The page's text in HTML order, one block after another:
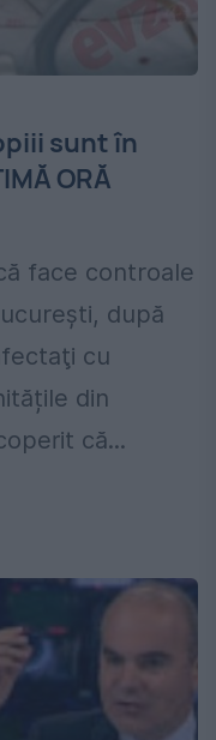
sunt în
ORĂ
face controale
după
cu
din
că...